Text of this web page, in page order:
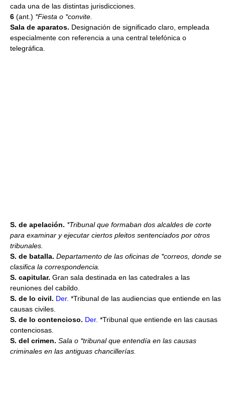
cada una de las distintas jurisdicciones.
6 (ant.) *Fiesta o *convite.
Sala de aparatos. Designación de significado claro, empleada
especialmente con referencia a una central telefónica o
telegráfica.
S. de apelación. *Tribunal que formaban dos alcaldes de corte
para examinar y ejecutar ciertos pleitos sentenciados por otros
tribunales.
S. de batalla. Departamento de las oficinas de *correos, donde se
clasifica la correspondencia.
S. capitular. Gran sala destinada en las catedrales a las
reuniones del cabildo.
S. de lo civil. Der. *Tribunal de las audiencias que entiende en las
causas civiles.
S. de lo contencioso. Der. *Tribunal que entiende en las causas
contenciosas.
S. del crimen. Sala o *tribunal que entendía en las causas
criminales en las antiguas chancillerías.